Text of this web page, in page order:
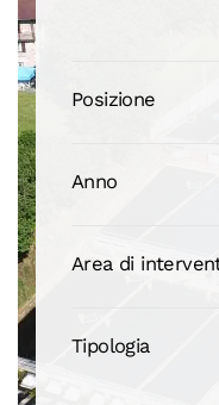
Posizione
Anno
Area di
Tipologia